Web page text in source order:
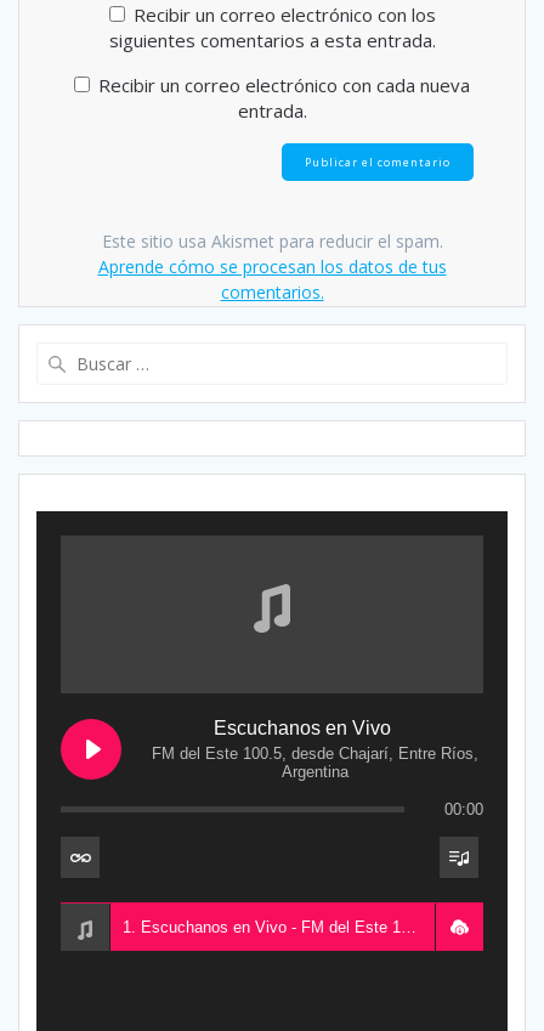
Recibir un correo electrónico con los
siguientes comentarios a esta entrada.
Recibir un correo electrónico con cada nueva
entrada.
Este sitio usa Akismet para reducir el spam.
Aprende cómo se procesan los datos de tus
comentarios.
Escuchanos en Vivo
FM del Este 100.5, desde Chajarí, Entre Ríos,
Argentina
00:00
1. Escuchanos en Vivo - FM del Este 100.5, desde Chajarí, Entre Ríos, Argentina